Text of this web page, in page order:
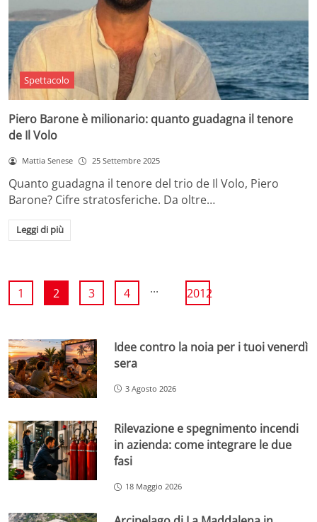
Spettacolo
Piero Barone è milionario: quanto guadagna il tenore
de Il Volo
Mattia Senese 25 Settembre 2025
Quanto guadagna il tenore del trio de Il Volo, Piero
Barone? Cifre stratosferiche. Da oltre…
Leggi di più
1 2 3 4 ... 2012
Idee contro la noia per i tuoi venerdì
sera
3 Agosto 2026
Rilevazione e spegnimento incendi
in azienda: come integrare le due
fasi
18 Maggio 2026